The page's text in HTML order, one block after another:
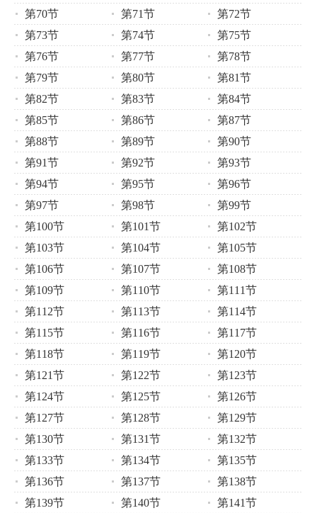
第70节
第71节
第72节
第73节
第74节
第75节
第76节
第77节
第78节
第79节
第80节
第81节
第82节
第83节
第84节
第85节
第86节
第87节
第88节
第89节
第90节
第91节
第92节
第93节
第94节
第95节
第96节
第97节
第98节
第99节
第100节
第101节
第102节
第103节
第104节
第105节
第106节
第107节
第108节
第109节
第110节
第111节
第112节
第113节
第114节
第115节
第116节
第117节
第118节
第119节
第120节
第121节
第122节
第123节
第124节
第125节
第126节
第127节
第128节
第129节
第130节
第131节
第132节
第133节
第134节
第135节
第136节
第137节
第138节
第139节
第140节
第141节